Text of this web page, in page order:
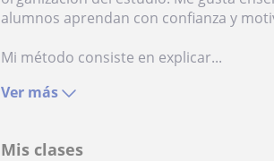
alumnos aprendan con confianza y
Mi método consiste en explicar...
Ver más
Mis clases